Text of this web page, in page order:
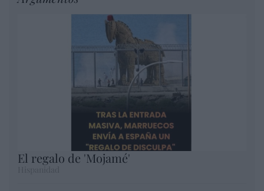
El regalo de 'Mojamé'